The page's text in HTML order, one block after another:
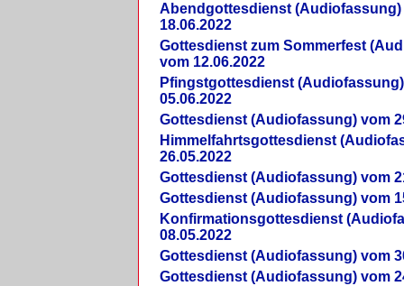
Abendgottesdienst (Audiofassung)
18.06.2022
Gottesdienst zum Sommerfest
vom 12.06.2022
Pfingstgottesdienst
05.06.2022
Gottesdienst (Audiofassung) vom
Himmelfahrtsgottesdienst
26.05.2022
Gottesdienst (Audiofassung) vom
Gottesdienst (Audiofassung) vom
Konfirmationsgottesdienst
08.05.2022
Gottesdienst (Audiofassung) vom
Gottesdienst (Audiofassung) vom